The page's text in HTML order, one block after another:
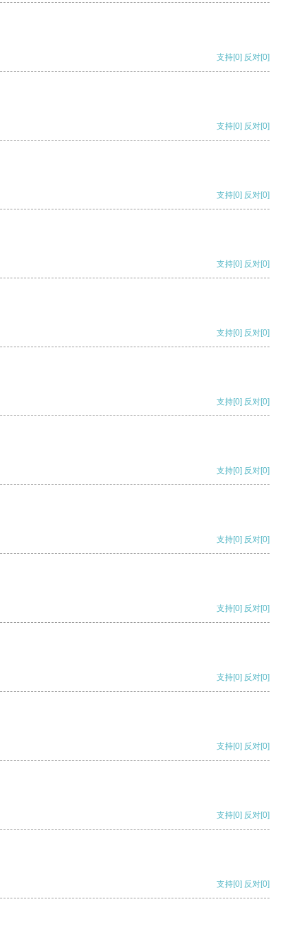
支持[0] 反对[0]
支持[0] 反对[0]
支持[0] 反对[0]
支持[0] 反对[0]
支持[0] 反对[0]
支持[0] 反对[0]
支持[0] 反对[0]
支持[0] 反对[0]
支持[0] 反对[0]
支持[0] 反对[0]
支持[0] 反对[0]
支持[0] 反对[0]
支持[0] 反对[0]